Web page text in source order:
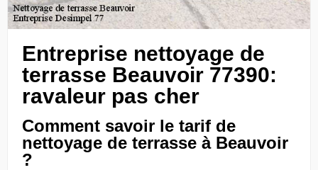
Entreprise nettoyage de
terrasse Beauvoir 77390:
ravaleur pas cher
Comment savoir le tarif de
nettoyage de terrasse à Beauvoir
?